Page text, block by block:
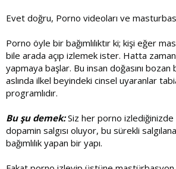
Evet doğru, Porno videoları ve
Porno öyle bir bağımlılıktır ki; kişi eğer
bile arada açıp izlemek ister. Hatta
yapmaya başlar. Bu insan doğasını
aslında ilkel beyindeki cinsel uyaranlar
programlıdır.
Bu şu demek:Siz her porno izlediğinizde
dopamin salgısı oluyor, bu sürekli
bağımlılık yapan bir yapı.